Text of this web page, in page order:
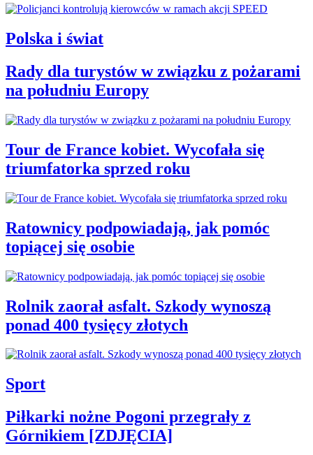
Polska i świat
Rady dla turystów w związku z pożarami
na południu Europy
Tour de France kobiet. Wycofała się
triumfatorka sprzed roku
Ratownicy podpowiadają, jak pomóc
topiącej się osobie
Rolnik zaorał asfalt. Szkody wynoszą
ponad 400 tysięcy złotych
Sport
Piłkarki nożne Pogoni przegrały z
Górnikiem [ZDJĘCIA]